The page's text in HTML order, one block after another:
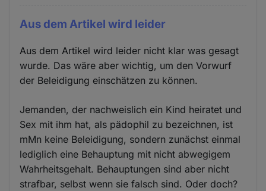
Aus dem Artikel wird leider
Aus dem Artikel wird leider nicht klar was gesagt
wurde. Das wäre aber wichtig, um den Vorwurf
der Beleidigung einschätzen zu können.
Jemanden, der nachweislich ein Kind heiratet und
Sex mit ihm hat, als pädophil zu bezeichnen, ist
mMn keine Beleidigung, sondern zunächst einmal
lediglich eine Behauptung mit nicht abwegigem
Wahrheitsgehalt. Behauptungen sind aber nicht
strafbar, selbst wenn sie falsch sind. Oder doch?